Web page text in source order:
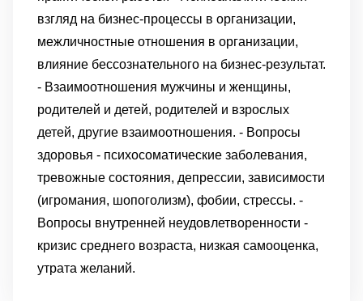
взгляд на бизнес-процессы в организации,
межличностные отношения в организации,
влияние бессознательного на бизнес-результат.
- Взаимоотношения мужчины и женщины,
родителей и детей, родителей и взрослых
детей, другие взаимоотношения. - Вопросы
здоровья - психосоматические заболевания,
тревожные состояния, депрессии, зависимости
(игромания, шопоголизм), фобии, стрессы. -
Вопросы внутренней неудовлетворенности -
кризис среднего возраста, низкая самооценка,
утрата желаний.